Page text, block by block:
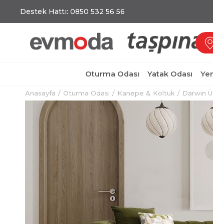
Destek Hattı: 0850 532 56 56
Oturma Odası Yatak Odası
Anasayfa Oturma Odası Kanepe & Koltuk Darwin